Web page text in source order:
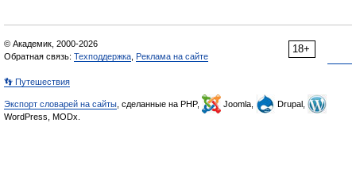
18+
© Академик, 2000-2026
Обратная связь: Техподдержка Реклама на сайте
👣 Путешествия
Экспорт словарей на сайты , сделанные на PHP, Joomla,
Drupal,
WordPress, MODx.